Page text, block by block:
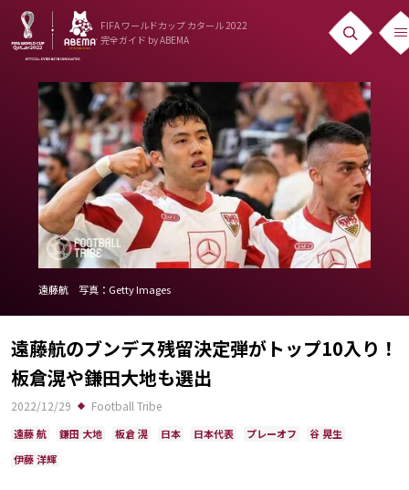
FIFA ワールドカップ カタール 2022
完全ガイド by ABEMA
ニュース
News
出場国
Teams
日本代表
日程・結果
Schedule
ランキング
大会について
遠藤航 写真：Getty Images
遠藤航のブンデス残留決定弾がトップ10入り！
板倉滉や鎌田大地も選出
2022/12/29 Football Tribe
遠藤 航 鎌田 大地 板倉 滉 日本 日本代表 プレーオフ
谷 晃生
伊藤 洋輝